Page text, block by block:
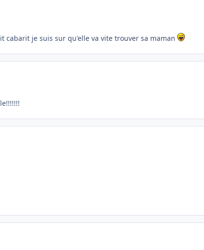
je suis sur qu'elle va vite trouver sa maman